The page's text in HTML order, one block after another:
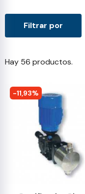
Hay 56 productos.
Filtrar por
-11,93%